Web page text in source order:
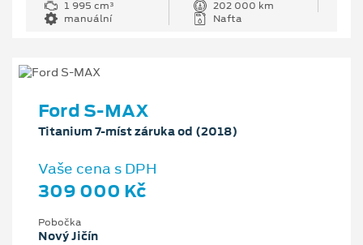
1 995 cm³
202 000 km
manuální
Nafta
Ford S-MAX
Titanium 7-míst záruka od (2018)
Vaše cena s DPH
309 000 Kč
Pobočka
Nový Jičín